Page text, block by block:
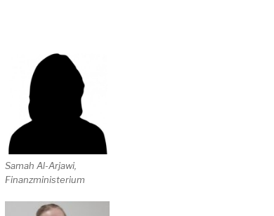
Samah Al-Arjawi,
Finanzministerium